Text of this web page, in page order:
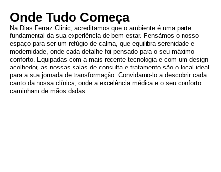
Onde Tudo Começa
Na Dias Ferraz Clinic, acreditamos que o ambiente é uma parte
fundamental da sua experiência de bem-estar. Pensámos o nosso
espaço para ser um refúgio de calma, que equilibra serenidade e
modernidade, onde cada detalhe foi pensado para o seu máximo
conforto. Equipadas com a mais recente tecnologia e com um design
acolhedor, as nossas salas de consulta e tratamento são o local ideal
para a sua jornada de transformação. Convidamo-lo a descobrir cada
canto da nossa clínica, onde a excelência médica e o seu conforto
caminham de mãos dadas.